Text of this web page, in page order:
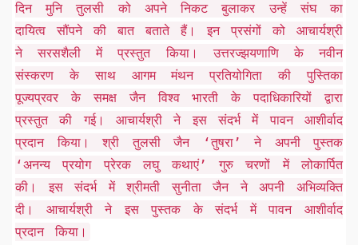
दिन मुनि तुलसी को अपने निकट बुलाकर उन्हें संघ का
दायित्व सौंपने की बात बताते हैं। इन प्रसंगों को आचार्यश्री
ने सरसशैली में प्रस्तुत किया। उत्तरज्झयणाणि के नवीन
संस्करण के साथ आगम मंथन प्रतियोगिता की पुस्तिका
पूज्यप्रवर के समक्ष जैन विश्व भारती के पदाधिकारियों द्वारा
प्रस्तुत की गई। आचार्यश्री ने इस संदर्भ में पावन आशीर्वाद
प्रदान किया। श्री तुलसी जैन ‘तुषरा’ ने अपनी पुस्तक
‘अनन्य प्रयोग प्रेरक लघु कथाएं’ गुरु चरणों में लोकार्पित
की। इस संदर्भ में श्रीमती सुनीता जैन ने अपनी अभिव्यक्ति
दी। आचार्यश्री ने इस पुस्तक के संदर्भ में पावन आशीर्वाद
प्रदान किया।